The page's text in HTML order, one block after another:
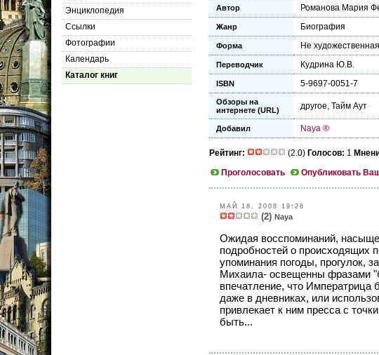
Энциклопедия
Cсылки
Фотографии
Календарь
Каталог книг
Автор Романова Мария
Жанр Биография
Форма Не художественная
Переводчик Кудрина Ю.В.
ISBN 5-9697-0051-7
Обзоры на
интернете (URL)
другое, Тайм Аут
Добавил Naya ®
Рейтинг: (2.0) Голосов: 1
Проголосовать
Опубликовать
МАЙ 18, 2008 19:26
(2) Naya
Ожидая восспоминаний,
подробностей о происходящих
упоминания погоды, прогулок,
Михаила- освещенны фразами
впечатление, что
даже в дневниках, или
привлекает к ним пресса с
быть...